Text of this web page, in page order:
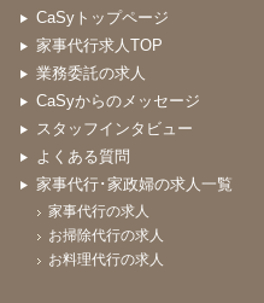
CaSyトップページ
家事代行求人TOP
業務委託の求人
CaSyからのメッセージ
スタッフインタビュー
よくある質問
家事代行･家政婦の求人一覧
家事代行の求人
お掃除代行の求人
お料理代行の求人